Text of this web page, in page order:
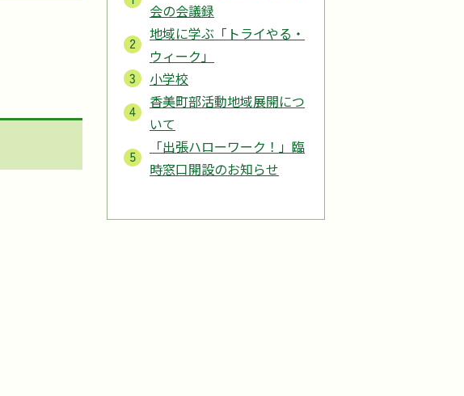
会の会議録
地域に学ぶ「トライやる・
ウィーク」
小学校
香美町部活動地域展開につ
いて
「出張ハローワーク！」臨
時窓口開設のお知らせ